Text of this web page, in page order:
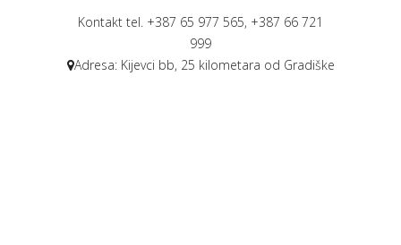
Kontakt tel. +387 65 977 565, +387 66 721
999
Adresa: Kijevci bb, 25 kilometara od Gradiške